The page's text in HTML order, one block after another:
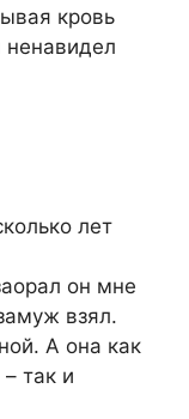
кровь
ненавидел
лет
он мне
взял.
А она как
так и